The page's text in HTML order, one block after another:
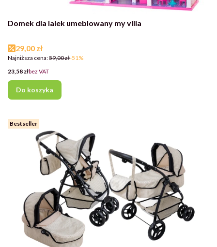
Domek dla lalek umeblowany my villa
Cena promocyjna
29,00 zł
Najniższa cena:59,00 zł-51%
Cena
23,58 złbez VAT
Do koszyka
Bestseller